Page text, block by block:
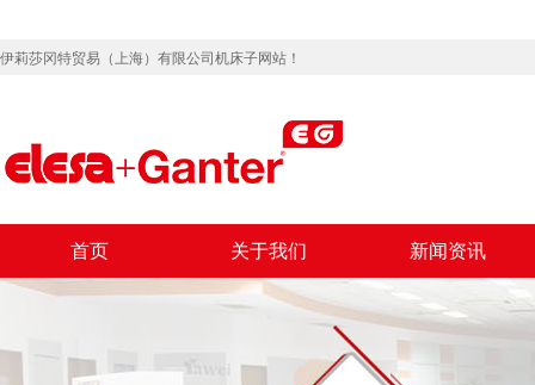
伊莉莎冈特贸易（上海）有限公司机床子网站！
首页 关于我们 新闻资讯